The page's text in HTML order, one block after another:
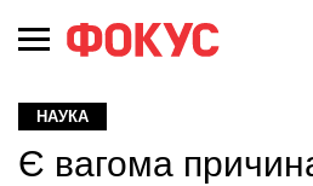
НАУКА
Є вагома